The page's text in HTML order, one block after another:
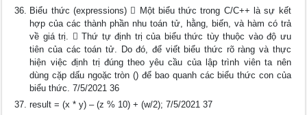
Biểu thức (expressions)  Một biểu thức trong C/C++ là sự kết
hợp của các thành phần nhu toán tử, hằng, biến, và hàm có trả
về giá trị.  Thứ tự định trị của biểu thức tùy thuộc vào độ ưu
tiên của các toán tử. Do đó, để viết biểu thức rõ ràng và thực
hiện việc định trị đúng theo yêu cầu của lập trình viên ta nên
dùng cặp dấu ngoặc tròn () để bao quanh các biểu thức con của
biểu thức. 7/5/2021 36
result = (x * y) – (z % 10) + (w/2); 7/5/2021 37